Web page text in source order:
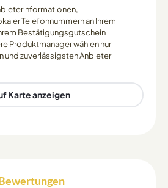
Telefonnummern an Ihrem
Bestätigungsgutschein
Produktmanager wählen nur
und zuverlässigsten Anbieter
Karte anzeigen